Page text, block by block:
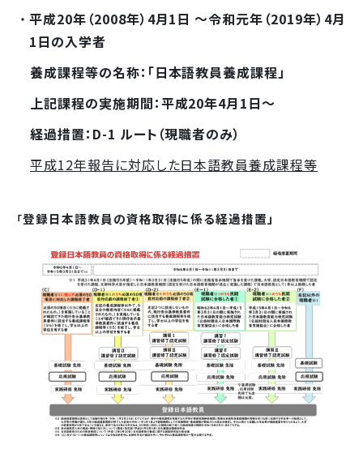
平成20年（2008年） 4月1日 ～令和元年（2019年）4月
1日の入学者
養成課程等の名称：「日本語教員養成課程」
上記課程の実施期間：平成20年4月1日～
経過措置：D-1 ルート（現職者のみ）
平成12年報告に対応した日本語教員養成課程等
「登録日本語教員の資格取得に係る経過措置」